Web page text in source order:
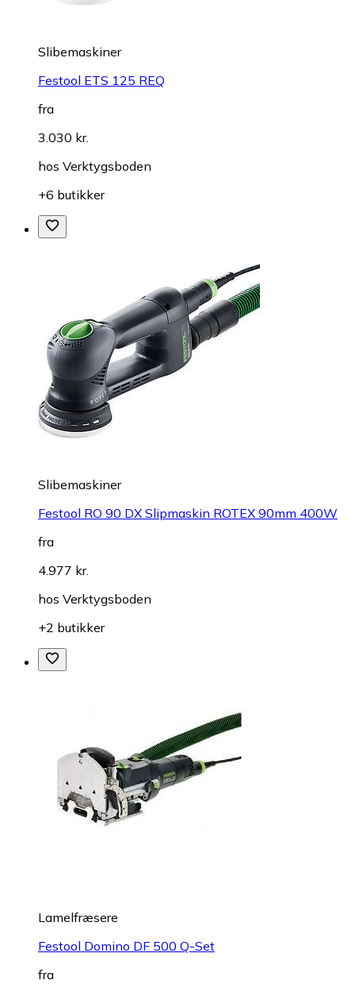
Slibemaskiner
Festool ETS 125 REQ
fra
3.030 kr.
hos Verktygsboden
+6 butikker
Slibemaskiner
Festool RO 90 DX Slipmaskin ROTEX 90mm 400W
fra
4.977 kr.
hos Verktygsboden
+2 butikker
Lamelfræsere
Festool Domino DF 500 Q-Set
fra